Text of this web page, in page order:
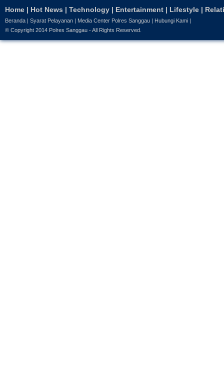
Home | Hot News | Technology | Entertainment | Lifestyle |
Beranda Syarat Pelayanan Media Center Polres Sanggau Hubungi Kami
© Copyright 2014 Polres Sanggau - All Rights Reserved.